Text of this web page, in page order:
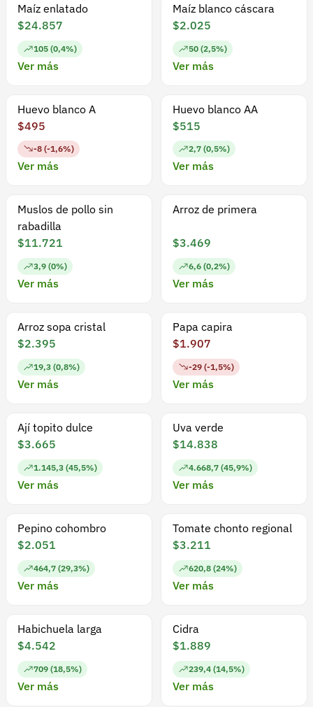
Maíz enlatado
$24.857
105 (0,4%)
Ver más
Maíz blanco cáscara
$2.025
50 (2,5%)
Ver más
Huevo blanco A
$495
-8 (-1,6%)
Ver más
Huevo blanco AA
$515
2,7 (0,5%)
Ver más
Muslos de pollo sin
rabadilla
$11.721
3,9 (0%)
Ver más
Arroz de primera
$3.469
6,6 (0,2%)
Ver más
Arroz sopa cristal
$2.395
19,3 (0,8%)
Ver más
Papa capira
$1.907
-29 (-1,5%)
Ver más
Ají topito dulce
$3.665
1.145,3 (45,5%)
Ver más
Uva verde
$14.838
4.668,7 (45,9%)
Ver más
Pepino cohombro
$2.051
464,7 (29,3%)
Ver más
Tomate chonto regional
$3.211
620,8 (24%)
Ver más
Habichuela larga
$4.542
709 (18,5%)
Ver más
Cidra
$1.889
239,4 (14,5%)
Ver más